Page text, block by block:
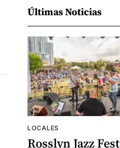
Últimas Noticias
LOCALES
Rosslyn Jazz Fest